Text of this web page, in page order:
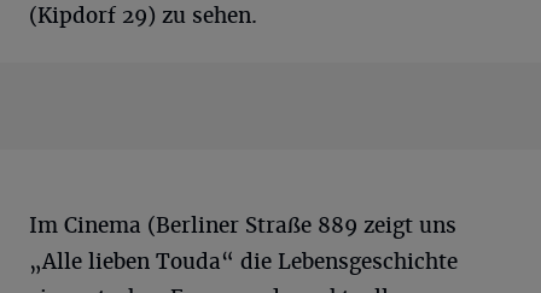
(Kipdorf 29) zu sehen.
Im Cinema (Berliner Straße 889 zeigt uns
„Alle lieben Touda“ die Lebensgeschichte